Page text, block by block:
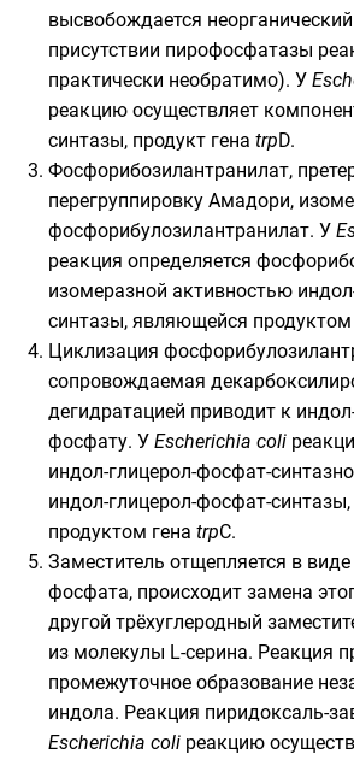
высвобождается неорганический
присутствии пирофосфатазы
практически необратимо). У
реакцию осуществляет
синтазы, продукт гена trpD.
Фосфорибозилантранилат,
перегруппировку Амадори,
фосфорибулозилантранилат. У
реакция определяется
изомеразной активностью
синтазы, являющейся продуктом
Циклизация
сопровождаемая
дегидратацией приводит к
фосфату. У Escherichia coli
индол-глицерол-фосфат-
индол-глицерол-фосфат-
продуктом гена trpC.
Заместитель отщепляется в
фосфата, происходит замена
другой трёхуглеродный
из молекулы L-серина. Реакция
промежуточное образование
индола. Реакция пиридоксаль-
Escherichia coli реакцию